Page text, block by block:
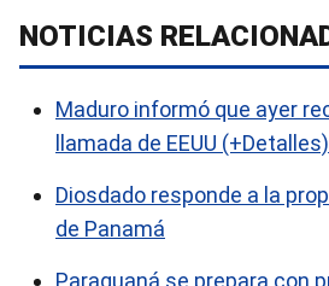
NOTICIAS
Maduro informó que ayer
llamada de EEUU (+Detalles)
Diosdado responde a la
de Panamá
Paraguaná se prepara con